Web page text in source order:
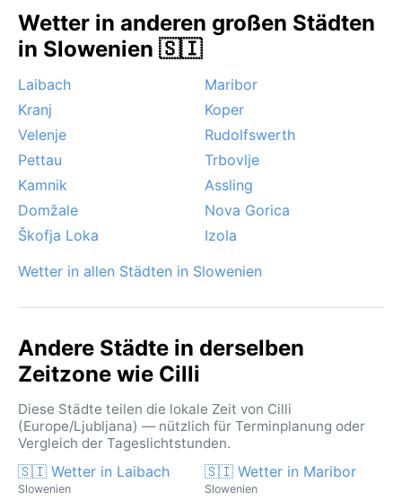
August können allerdings schwül werden. Ein
besonderes Phänomen ist der häufige Frühjahrs- und
mystisches Licht taucht. Zudem können im Winter
kräftige Schneefälle das Stadtbild verzaubern, aber
auch den Verkehr beeinträchtigen. Extreme
Wetterereignisse wie Hurrikane oder Monsun gibt es
hier nicht – Celje bleibt wettermäßig gemäßigt, aber
voller Überraschungen.
Wetter in anderen großen Städten
in Slowenien 🇸🇮
Laibach
Maribor
Kranj
Koper
Velenje
Rudolfswerth
Pettau
Trbovlje
Kamnik
Assling
Domžale
Nova Gorica
Škofja Loka
Izola
Wetter in allen Städten in Slowenien
Andere Städte in derselben
Zeitzone wie Cilli
Diese Städte teilen die lokale Zeit von Cilli
(Europe/Ljubljana) — nützlich für Terminplanung oder
Vergleich der Tageslichtstunden.
🇸🇮 Wetter in Laibach
Slowenien
🇸🇮 Wetter in Maribor
Slowenien